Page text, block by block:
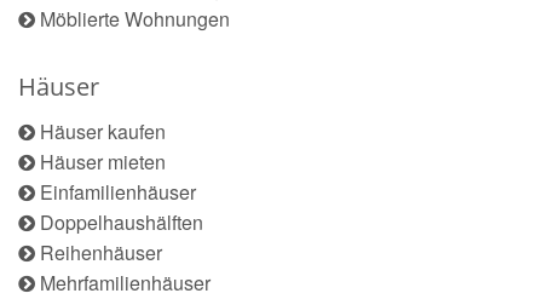
Möblierte Wohnungen
Häuser
Häuser kaufen
Häuser mieten
Einfamilienhäuser
Doppelhaushälften
Reihenhäuser
Mehrfamilienhäuser